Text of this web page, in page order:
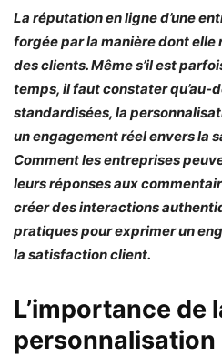
La réputation en ligne d’une
forgée par la manière dont
des clients. Même s’il est
temps, il faut constater qu’au-
standardisées, la
un engagement réel envers la
Comment les entreprises
leurs réponses aux
créer des interactions
pratiques pour exprimer un
la satisfaction client.
L’importance de
personnalisation